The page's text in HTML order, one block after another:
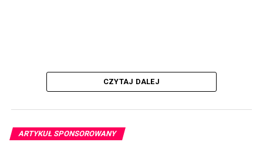
CZYTAJ DALEJ
ARTYKUŁ SPONSOROWANY